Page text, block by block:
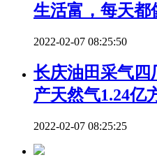
生活富，每天都
2022-02-07 08:25:50
长庆油田采气四
产天然气1.24亿
2022-02-07 08:25:25